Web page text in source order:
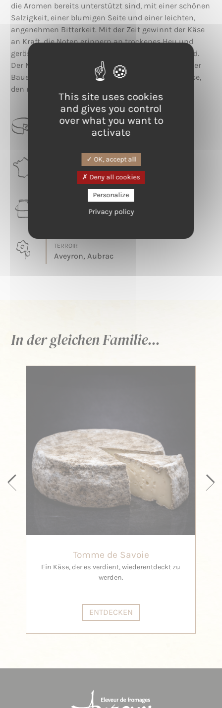
die Aromen bereits unterstützt sind, mit einer schönen
Salzigkeit, einer blumigen Seite und einer leichten,
angenehmen Bitterkeit. Mit der Zeit gewinnt der Käse
an Kraft, die Noten erinnern an trockenes Heu und
geröstete Mandeln, die Aromen sind lang anhaltend.
Der Milchmann ist in der Regel etwas sanfter, wo der
Bauer oft wilder ist. Er ist ein kompromissloser Käse,
den man sehr schätzt oder der einen verwirrt.
CATEGORIE
Halbharter Teig
Occitanie
TERROIR
Aveyron, Aubrac
In der gleichen Familie...
Tomme de Savoie
Ein Käse, der es verdient, wiederentdeckt zu
werden.
ENTDECKEN
This site uses cookies
and gives you control
over what you want to
activate
OK, accept all
Deny all cookies
Personalize
Privacy policy